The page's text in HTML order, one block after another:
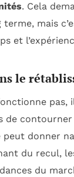
. Cela
mais
et
le
pas,
de
donner
du recul,
du